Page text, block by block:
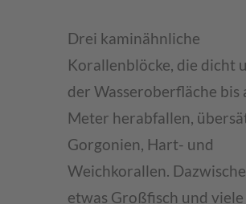
Drei kaminähnliche
Korallenblöcke, die dicht
der Wasseroberfläche bis
Meter herabfallen,
Gorgonien, Hart- und
Weichkorallen.
etwas Großfisch und viele